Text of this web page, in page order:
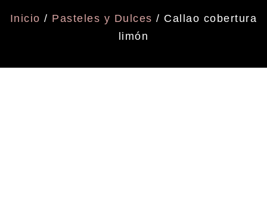
Inicio / Pasteles y Dulces / Callao cobertura
limón